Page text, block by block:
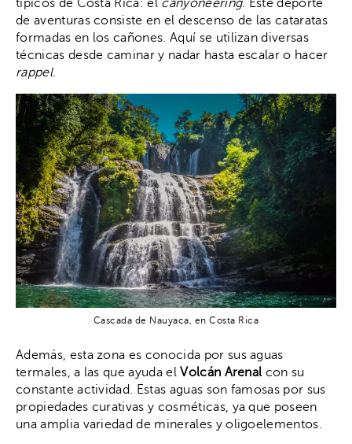
típicos de Costa Rica: el canyoneering. Este deporte
de aventuras consiste en el descenso de las cataratas
formadas en los cañones. Aquí se utilizan diversas
técnicas desde caminar y nadar hasta escalar o hacer
rappel.
Cascada de Nauyaca, en Costa Rica
Además, esta zona es conocida por sus aguas
termales, a las que ayuda elVolcán Arenalcon su
constante actividad. Estas aguas son famosas por sus
propiedades curativas y cosméticas, ya que poseen
una amplia variedad de minerales y oligoelementos.